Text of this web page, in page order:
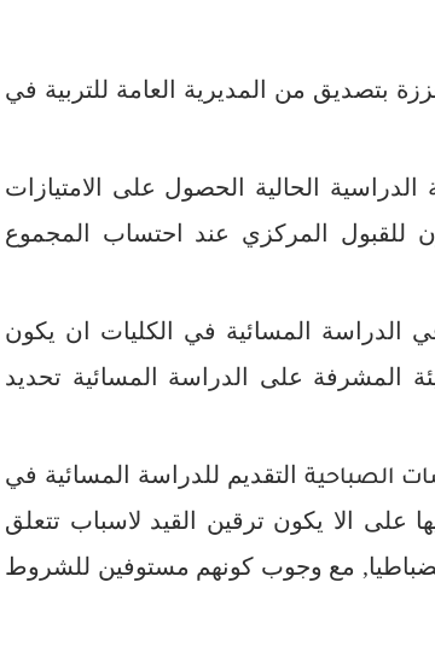
بتصديق من المديرية العامة للتربية في
الحالية الحصول على الامتيازات
للقبول المركزي عند احتساب المجموع
الدراسة المسائية في الكليات ان يكون
المشرفة على الدراسة المسائية تحديد
الصباحية التقديم للدراسة المسائية في
على الا يكون ترقين القيد لاسباب تتعلق
انضباطيا, مع وجوب كونهم مستوفين للشروط